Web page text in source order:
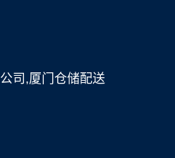
司,厦门仓储配送